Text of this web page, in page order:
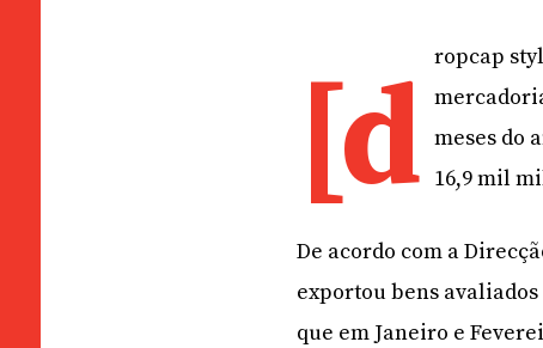
[d ropcap
meses do
16,9 mil
De acordo com a
exportou bens
que em Janeiro e